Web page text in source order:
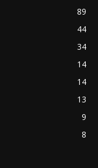
89
44
34
14
14
13
9
8